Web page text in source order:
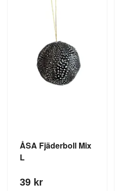
ÅSA Fjäderboll Mix
L
39 kr